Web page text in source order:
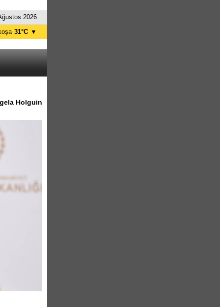
2026
31°C ▼
28°C
Holguin